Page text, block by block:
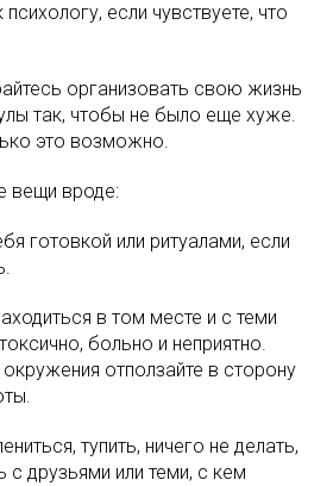
психологу, если чувствуете, что
организовать свою жизнь
так, чтобы не было еще хуже.
это возможно.
вещи вроде:
готовкой или ритуалами, если
в том месте и с теми
больно и неприятно.
отползайте в сторону
тупить, ничего не делать,
с друзьями или теми, с кем